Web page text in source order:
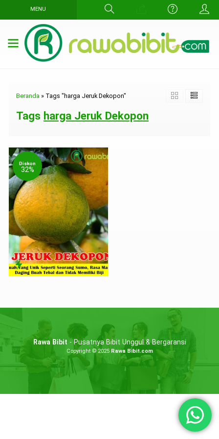
MENU
Beranda » Tags "harga Jeruk Dekopon"
Tags harga Jeruk Dekopon
Diskon
32%
Rawa Bibit - Pusatnya Bibit Unggul & Bergaransi
Copyright © 2025 Rawa Bibit.com